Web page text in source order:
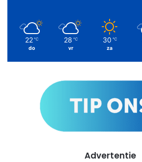
22 ℃
do
28 ℃
vr
30 ℃
za
Advertentie